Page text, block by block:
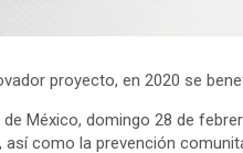
proyecto, en 2020 se
de México, domingo 28 de
así como la prevención